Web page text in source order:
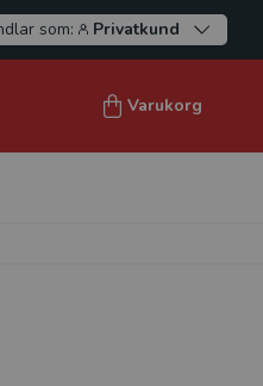
som: Privatkund
Varukorg